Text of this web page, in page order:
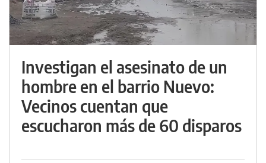
Investigan el asesinato de un
hombre en el barrio Nuevo:
Vecinos cuentan que
escucharon más de 60 disparos